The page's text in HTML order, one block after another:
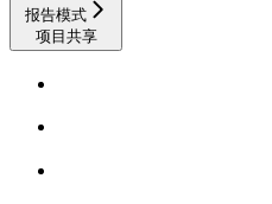
报告模式
项目共享